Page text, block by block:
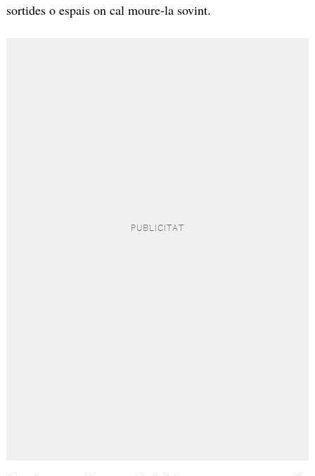
sortides o espais on cal moure-la sovint.